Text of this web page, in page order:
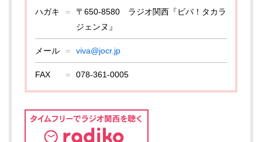
ハガキ
〒650-8580 ラジオ関西『ビバ！タカラ
ジェンヌ』
メール viva@jocr.jp
FAX 078-361-0005